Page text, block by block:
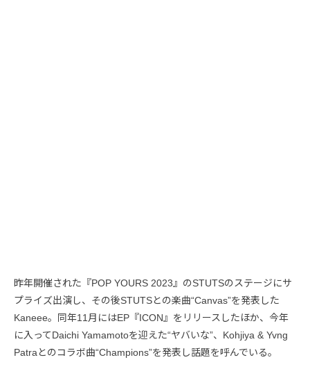
昨年開催された『POP YOURS 2023』のSTUTSのステージにサ
プライズ出演し、その後STUTSとの楽曲“Canvas”を発表した
Kaneee。同年11月にはEP『ICON』をリリースしたほか、今年
に入ってDaichi Yamamotoを迎えた“ヤバいな”、Kohjiya & Yvng
Patraとのコラボ曲“Champions”を発表し話題を呼んでいる。